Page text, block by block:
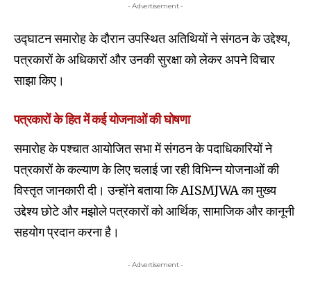
- Advertisement -
उद्घाटन समारोह के दौरान उपस्थित अतिथियों ने संगठन के उद्देश्य,
पत्रकारों के अधिकारों और उनकी सुरक्षा को लेकर अपने विचार
साझा किए।
पत्रकारों के हित में कई योजनाओं की घोषणा
समारोह के पश्चात आयोजित सभा में संगठन के पदाधिकारियों ने
पत्रकारों के कल्याण के लिए चलाई जा रही विभिन्न योजनाओं की
विस्तृत जानकारी दी। उन्होंने बताया कि AISMJWA का मुख्य
उद्देश्य छोटे और मझोले पत्रकारों को आर्थिक, सामाजिक और कानूनी
सहयोग प्रदान करना है।
- Advertisement -